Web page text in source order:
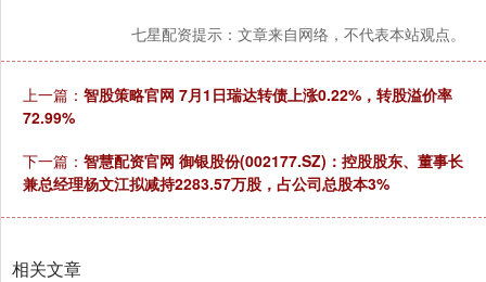
七星配资提示：文章来自网络，不代表本站观点。
上一篇： 智股策略官网 7月1日瑞达转债上涨0.22%，转股溢价率
72.99%
下一篇： 智慧配资官网 御银股份(002177.SZ)：控股股东、董事长
兼总经理杨文江拟减持2283.57万股，占公司总股本3%
相关文章